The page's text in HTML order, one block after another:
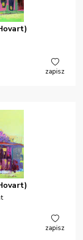
zapisz
zapisz